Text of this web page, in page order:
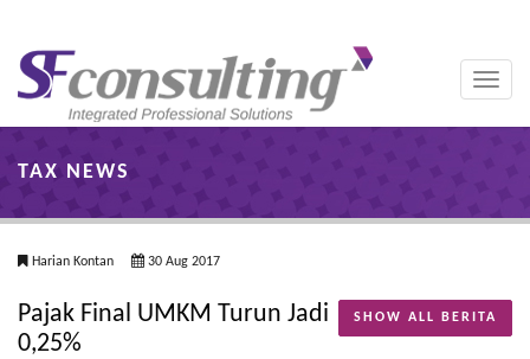
Toggle
TAX NEWS
Harian Kontan 30 Aug 2017
SHOW ALL BERITA
Pajak Final UMKM Turun Jadi
0,25%